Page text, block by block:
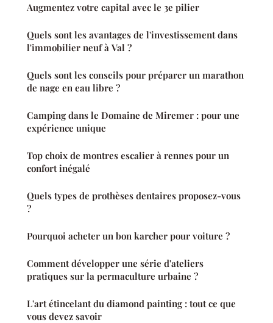
Augmentez votre capital avec le 3e pilier
Quels sont les avantages de l'investissement dans
l'immobilier neuf à Val ?
Quels sont les conseils pour préparer un marathon
de nage en eau libre ?
Camping dans le Domaine de Miremer : pour une
expérience unique
Top choix de montres escalier à rennes pour un
confort inégalé
Quels types de prothèses dentaires proposez-vous
?
Pourquoi acheter un bon karcher pour voiture ?
Comment développer une série d'ateliers
pratiques sur la permaculture urbaine ?
L'art étincelant du diamond painting : tout ce que
vous devez savoir